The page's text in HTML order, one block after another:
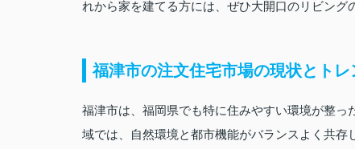
れから家を建てる方には、ぜひ大開口のリビング
福津市の注文住宅市場の現状とトレ
福津市は、福岡県でも特に住みやすい環境が整
域では、自然環境と都市機能がバランスよく共